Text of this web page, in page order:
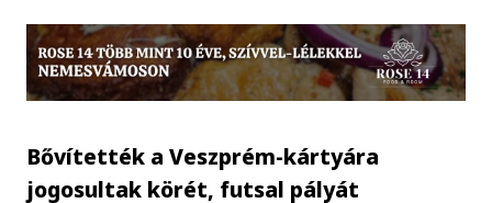
Bővítették a Veszprém-kártyára
jogosultak körét, futsal pályát